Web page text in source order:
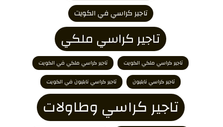
تاجير كراسي في الكويت
تاجير كراسي ملكي
تاجير كراسي ملكي الكويت
تاجير كراسي ملكي في الكويت
تاجير كراسي نابليون
تاجير كراسي نابليون في الكويت
تاجير كراسي وطاولات